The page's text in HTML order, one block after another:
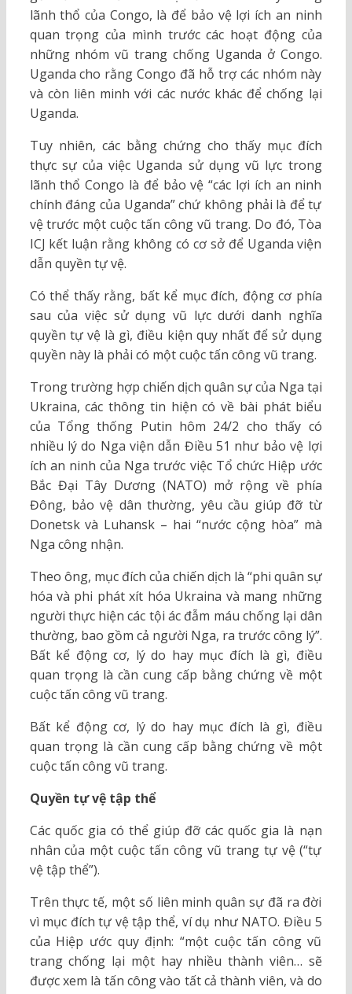
lãnh thổ của Congo, là để bảo vệ lợi ích an ninh
quan trọng của mình trước các hoạt động của
những nhóm vũ trang chống Uganda ở Congo.
Uganda cho rằng Congo đã hỗ trợ các nhóm này
và còn liên minh với các nước khác để chống lại
Uganda.
Tuy nhiên, các bằng chứng cho thấy mục đích
thực sự của việc Uganda sử dụng vũ lực trong
lãnh thổ Congo là để bảo vệ “các lợi ích an ninh
chính đáng của Uganda” chứ không phải là để tự
vệ trước một cuộc tấn công vũ trang. Do đó, Tòa
ICJ kết luận rằng không có cơ sở để Uganda viện
dẫn quyền tự vệ.
Có thể thấy rằng, bất kể mục đích, động cơ phía
sau của việc sử dụng vũ lực dưới danh nghĩa
quyền tự vệ là gì, điều kiện quy nhất để sử dụng
quyền này là phải có một cuộc tấn công vũ trang.
Trong trường hợp chiến dịch quân sự của Nga tại
Ukraina, các thông tin hiện có về bài phát biểu
của Tổng thống Putin hôm 24/2 cho thấy có
nhiều lý do Nga viện dẫn Điều 51 như bảo vệ lợi
ích an ninh của Nga trước việc Tổ chức Hiệp ước
Bắc Đại Tây Dương (NATO) mở rộng về phía
Đông, bảo vệ dân thường, yêu cầu giúp đỡ từ
Donetsk và Luhansk – hai “nước cộng hòa” mà
Nga công nhận.
Theo ông, mục đích của chiến dịch là “phi quân sự
hóa và phi phát xít hóa Ukraina và mang những
người thực hiện các tội ác đẫm máu chống lại dân
thường, bao gồm cả người Nga, ra trước công lý”.
Bất kể động cơ, lý do hay mục đích là gì, điều
quan trọng là cần cung cấp bằng chứng về một
cuộc tấn công vũ trang.
Bất kể động cơ, lý do hay mục đích là gì, điều
quan trọng là cần cung cấp bằng chứng về một
cuộc tấn công vũ trang.
Quyền tự vệ tập thể
Các quốc gia có thể giúp đỡ các quốc gia là nạn
nhân của một cuộc tấn công vũ trang tự vệ (“tự
vệ tập thể”).
Trên thực tế, một số liên minh quân sự đã ra đời
vì mục đích tự vệ tập thể, ví dụ như NATO. Điều 5
của Hiệp ước quy định: “một cuộc tấn công vũ
trang chống lại một hay nhiều thành viên… sẽ
được xem là tấn công vào tất cả thành viên, và do